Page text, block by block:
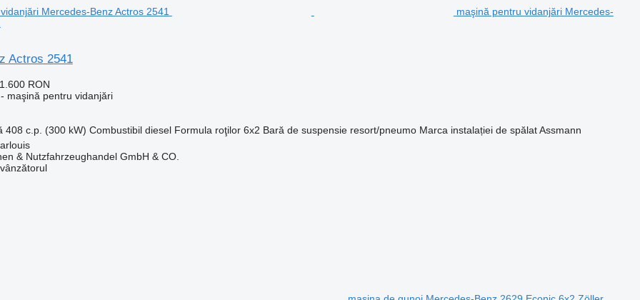
maşină pentru vidanjări Mercedes-
Actros 2541
RON
maşină pentru vidanjări
408 c.p. (300 kW) Combustibil diesel Formula roţilor 6x2 Bară de suspensie resort/pneumo Marca instalației de spălat Assmann
& Nutzfahrzeughandel GmbH & CO.